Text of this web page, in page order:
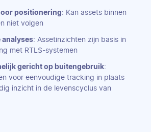
positionering: Kan assets binnen
niet volgen
analyses: Assetinzichten zijn basis in
met RTLS-systemen
gericht op buitengebruik:
voor eenvoudige tracking in plaats
inzicht in de levenscyclus van